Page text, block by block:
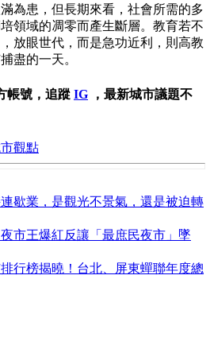
為患，但長期來看，社會所需的多
領域的凋零而產生斷層。教育若不
放眼世代，而是急功近利，則高教
盡的一天。
帳號，追蹤 IG ，最新城市議題不
觀點
歇業，是觀光不景氣，還是被迫轉
市王爆紅反讓「最庶民夜市」墜
行榜揭曉！台北、屏東蟬聯年度總